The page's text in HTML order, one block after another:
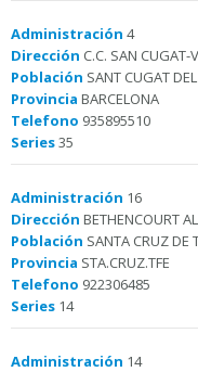
Administración 4
Dirección C.C. SAN
Población SANT CUGAT
Provincia BARCELONA
Telefono 935895510
Series35
Administración 16
Dirección BETHENCOURT
Población SANTA CRUZ DE
Provincia STA.CRUZ.TFE
Telefono 922306485
Series 14
Administración 14